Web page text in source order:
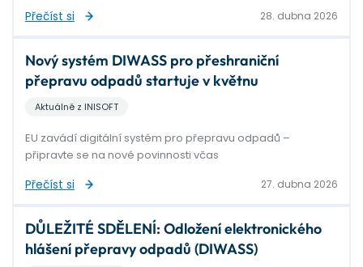
Přečíst si 28. dubna 2026
Nový systém DIWASS pro přeshraniční
přepravu odpadů startuje v květnu
Aktuálně z INISOFT
EU zavádí digitální systém pro přepravu odpadů –
připravte se na nové povinnosti včas
Přečíst si 27. dubna 2026
DŮLEŽITÉ SDĚLENÍ: Odložení elektronického
hlášení přepravy odpadů (DIWASS)